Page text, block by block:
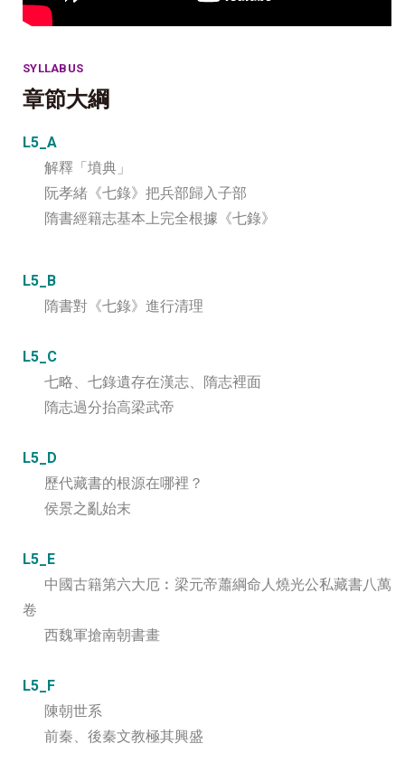
SYLLABUS
章節大綱
L5_A
解釋「墳典」
阮孝緒《七錄》把兵部歸入子部
隋書經籍志基本上完全根據《七錄》
L5_B
隋書對《七錄》進行清理
L5_C
七略、七錄遺存在漢志、隋志裡面
隋志過分抬高梁武帝
L5_D
歷代藏書的根源在哪裡？
侯景之亂始末
L5_E
中國古籍第六大厄︰梁元帝蕭綱命人燒光公私藏書八萬
卷
西魏軍搶南朝書畫
L5_F
陳朝世系
前秦、後秦文教極其興盛